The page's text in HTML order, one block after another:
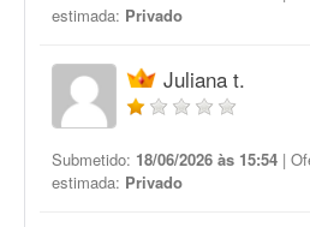
estimada: Privado
Juliana t.
Submetido: 18/06/2026 às 15:54 |
estimada: Privado